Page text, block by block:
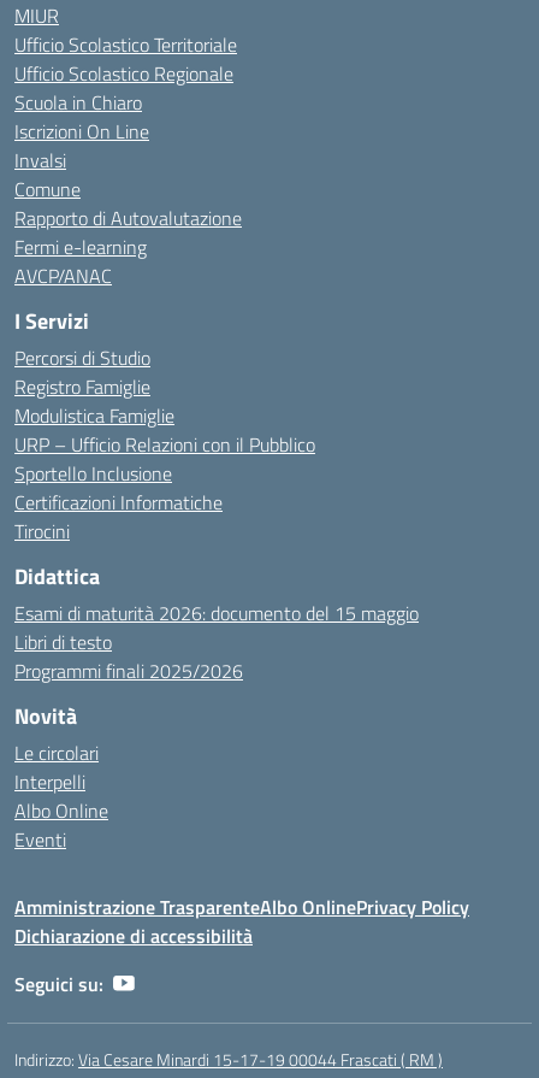
MIUR
Ufficio Scolastico Territoriale
Ufficio Scolastico Regionale
Scuola in Chiaro
Iscrizioni On Line
Invalsi
Comune
Rapporto di Autovalutazione
Fermi e-learning
AVCP/ANAC
I Servizi
Percorsi di Studio
Registro Famiglie
Modulistica Famiglie
URP – Ufficio Relazioni con il Pubblico
Sportello Inclusione
Certificazioni Informatiche
Tirocini
Didattica
Esami di maturità 2026: documento del 15 maggio
Libri di testo
Programmi finali 2025/2026
Novità
Le circolari
Interpelli
Albo Online
Eventi
Amministrazione TrasparenteAlbo OnlinePrivacy Policy
Dichiarazione di accessibilità
Seguici su:
Indirizzo:Via Cesare Minardi 15-17-19 00044 Frascati ( RM )